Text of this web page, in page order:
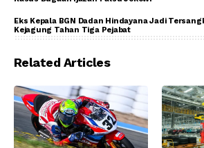
Eks Kepala BGN Dadan Hindayana Jadi
Kejagung Tahan Tiga Pejabat
Related Articles